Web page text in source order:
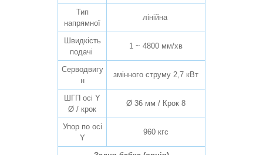
Тип
напрямної
лінійна
Швидкість
подачі
1 ~ 4800 мм/хв
Серводвигу
н
змінного струму 2,7 кВт
ШГП осі Y
Ø / крок
Ø 36 мм / Крок 8
Упор по осі
Y
960 кгс